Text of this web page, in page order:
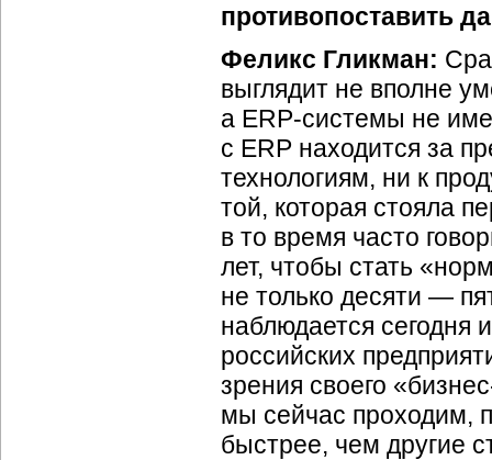
противопоставить
Феликс Гликман:
выглядит не вполне
а ERP-системы не
с ERP находится за
технологиям, ни к
той, которая стояла
в то время часто
лет, чтобы стать
не только десяти —
наблюдается сегодня
российских
зрения своего
мы сейчас проходим,
быстрее, чем другие